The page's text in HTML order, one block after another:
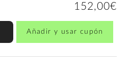
152,00€
Añadir y usar cupón